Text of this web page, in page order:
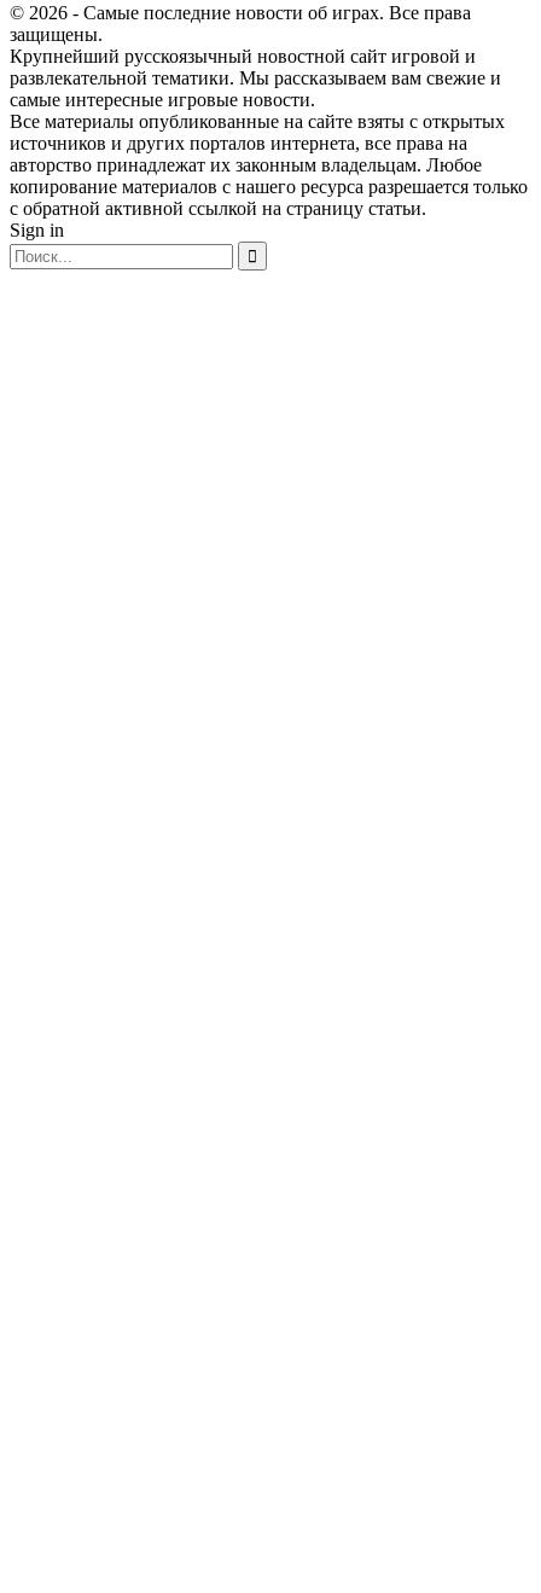
© 2026 - Самые последние новости об играх. Все права
защищены.
Крупнейший русскоязычный новостной сайт игровой и
развлекательной тематики. Мы рассказываем вам свежие и
самые интересные игровые новости.
Все материалы опубликованные на сайте взяты с открытых
источников и других порталов интернета, все права на
авторство принадлежат их законным владельцам. Любое
копирование материалов с нашего ресурса разрешается только
с обратной активной ссылкой на страницу статьи.
Sign in